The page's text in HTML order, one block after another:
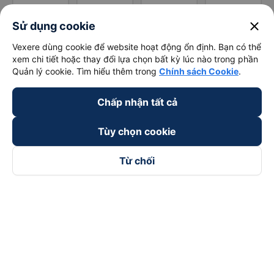
Sử dụng cookie close
Vexere dùng cookie để website hoạt động ổn định. Bạn có thể
xem chi tiết hoặc thay đổi lựa chọn bất kỳ lúc nào trong phần
Quản lý cookie. Tìm hiểu thêm trong Chính sách Cookie.
Chấp nhận tất cả
Tùy chọn cookie
Từ chối